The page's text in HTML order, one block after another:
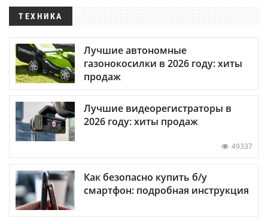
ТЕХНИКА
Лучшие автономные
газонокосилки в 2026 году: хиты
продаж
Лучшие видеорегистраторы в
2026 году: хиты продаж
49337
Как безопасно купить б/у
смартфон: подробная инструкция